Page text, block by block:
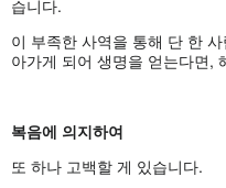
습니다.
이 부족한 사역을 통해 단 한
아가게 되어 생명을 얻는다면,
복음에 의지하여
또 하나 고백할 게 있습니다.